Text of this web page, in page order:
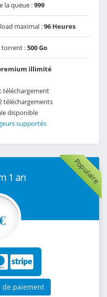
la queue :999
maximal :96 Heures
torrent :500 Go
illimité
téléchargement
téléchargements
disponible
supportés
Populaire
1 an
de paiement